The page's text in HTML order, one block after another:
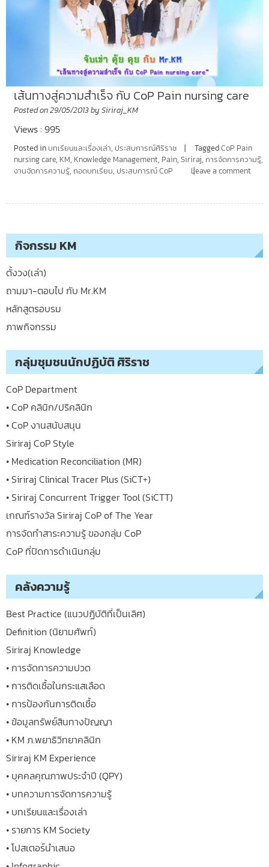
เส้นทางสู่ความสำเร็จ กับ CoP Pain nursing care
Posted on29/05/2013by Siriraj_KM
Views : 995
Posted in บทเรียนและเรื่องเล่า, ประสบการณ์ศิริราช TaggedCoP Pain
nursing care, KM, Knowledge Management, Pain, Siriraj, การจัดการความรู้,
งานจัดการความรู้, ถอดบทเรียน, ประสบการณ์ CoP Leave a comment
กิจกรรม KM
ตั้งวง(เล่า)
ถามมา-ตอบไป กับ Mr.KM
หลักสูตรอบรม
ภาพกิจกรรม
กลุ่มชุมชนนักปฏิบัติ ศิริราช
CoP Department
• CoP คลินิก/ปริคลินิก
• CoP งานสนับสนุน
Siriraj CoP Style
• Medication Reconciliation (MR)
• Siriraj Clinical Tracer Plus (SiCT+)
• Siriraj Concurrent Trigger Tool (SiCTT)
เกณฑ์รางวัล Siriraj CoP of The Year
การจัดทำสาระความรู้ ของกลุ่ม CoP
CoP ที่ปิดการดำเนินกลุ่ม
คลังความรู้
Best Practice (แนวปฏิบัติที่เป็นเลิศ)
Definition (นิยามศัพท์)
Siriraj Knowledge
• การจัดการความปวด
• การติดเชื้อในกระแสเลือด
• การป้องกันการติดเชื้อ
• ข้อมูลทรัพย์สินทางปัญญา
• KM ภ.พยาธิวิทยาคลินิก
Siriraj KM Experience
• บุคคลคุณภาพประจำปี (QPY)
• บทความการจัดการความรู้
• บทเรียนและเรื่องเล่า
• รายการ KM Society
• โปสเตอร์นำเสนอ